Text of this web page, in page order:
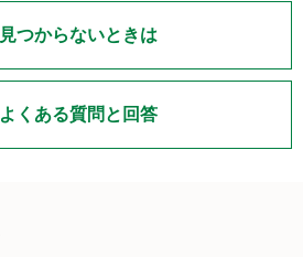
見つからないときは
よくある質問と回答